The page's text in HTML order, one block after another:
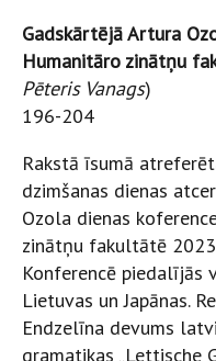
Gadskārtējā Artura
Humanitāro zinātņu
Pēteris Vanags)
196-204
Rakstā īsumā
dzimšanas dienas
Ozola dienas
zinātņu fakultātē
Konferencē piedalījās
Lietuvas un Japānas.
Endzelīna devums
gramatikas „Lettische